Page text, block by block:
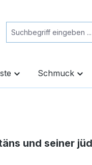
Schmuck
und seiner